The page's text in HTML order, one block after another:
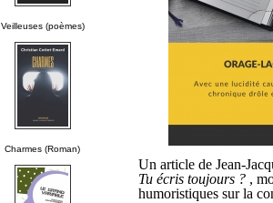
Veilleuses (poèmes)
Charmes (Roman)
Un article de Jean-
Tu écris toujours ?,
humoristiques sur la